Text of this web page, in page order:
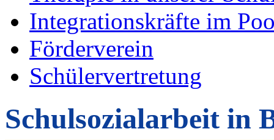
Integrationskräfte im
Förderverein
Schülervertretung
Schulsozialarbeit in